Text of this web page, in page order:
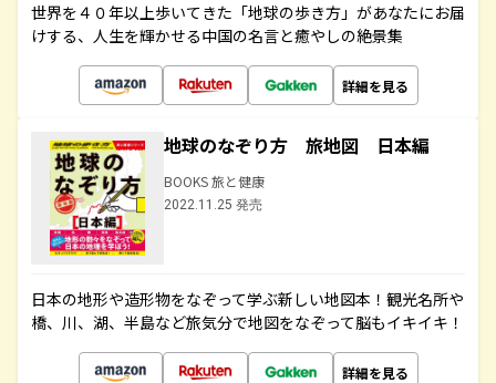
世界を４０年以上歩いてきた「地球の歩き方」があなたにお届
けする、人生を輝かせる中国の名言と癒やしの絶景集
詳細を見る
地球のなぞり方 旅地図 日本編
BOOKS 旅と健康
2022.11.25 発売
日本の地形や造形物をなぞって学ぶ新しい地図本！観光名所や
橋、川、湖、半島など旅気分で地図をなぞって脳もイキイキ！
詳細を見る